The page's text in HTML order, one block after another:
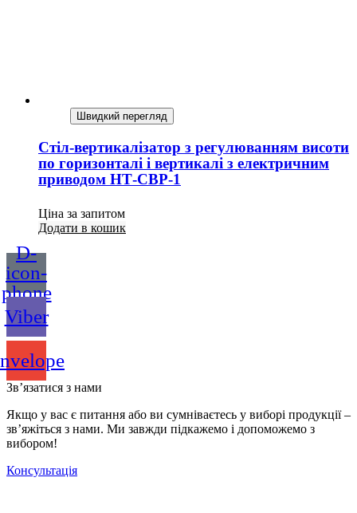
Швидкий перегляд
Стіл-вертикалізатор з регулюванням висоти
по горизонталі і вертикалі з електричним
приводом НТ-СВР-1
Ціна за запитом
Додати в кошик
D-
icon-
phone
Viber
Зв’язатися з нами
Якщо у вас є питання або ви сумніваєтесь у виборі продукції –
зв’яжіться з нами. Ми завжди підкажемо і допоможемо з
вибором!
Консультація